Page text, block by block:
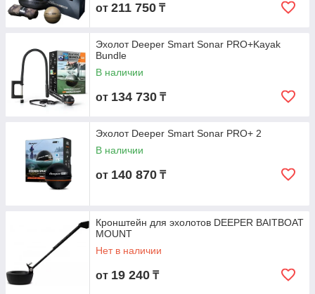
от 211 750 ₸
Эхолот Deeper Smart Sonar PRO+Kayak
Bundle
В наличии
от 134 730 ₸
Эхолот Deeper Smart Sonar PRO+ 2
В наличии
от 140 870 ₸
Кронштейн для эхолотов DEEPER BAITBOAT
MOUNT
Нет в наличии
от 19 240 ₸